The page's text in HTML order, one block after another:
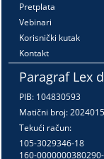
Pretplata
Vebinari
Korisnički kutak
Kontakt
Paragraf Lex
PIB: 104830593
Matični broj:
Tekući račun:
105-3029346-18
160-